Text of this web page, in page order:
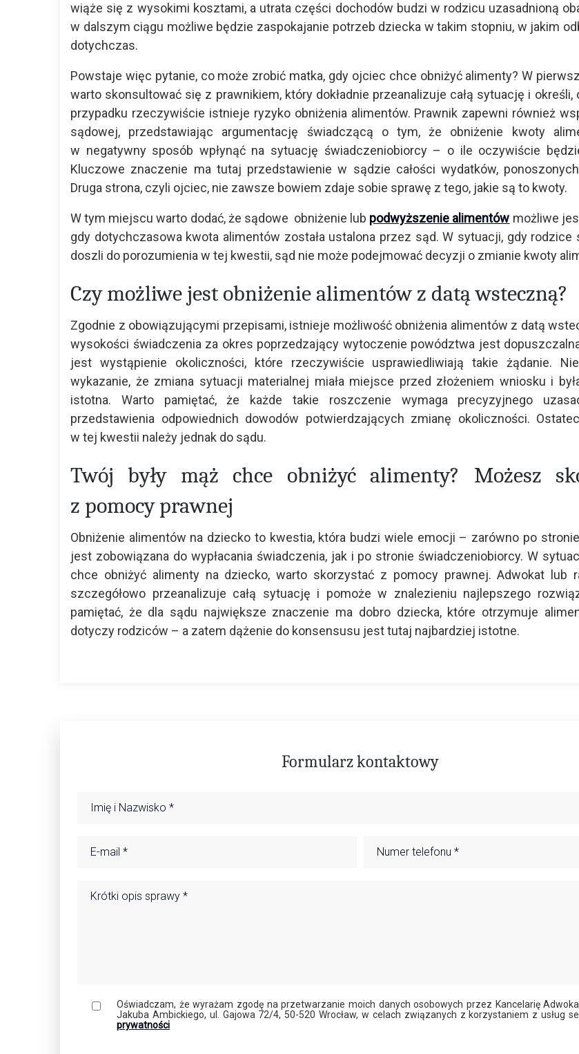
wiąże się z wysokimi kosztami, a utrata części dochodów budzi w rodzicu uzasadnioną
w dalszym ciągu możliwe będzie zaspokajanie potrzeb dziecka w takim stopniu, w jakim
dotychczas.
Powstaje więc pytanie, co może zrobić matka, gdy ojciec chce obniżyć alimenty? W
warto skonsultować się z prawnikiem, który dokładnie przeanalizuje całą sytuację i określi,
przypadku rzeczywiście istnieje ryzyko obniżenia alimentów. Prawnik zapewni również
sądowej, przedstawiając argumentację świadczącą o tym, że obniżenie kwoty
w negatywny sposób wpłynąć na sytuację świadczeniobiorcy – o ile oczywiście
Kluczowe znaczenie ma tutaj przedstawienie w sądzie całości wydatków,
Druga strona, czyli ojciec, nie zawsze bowiem zdaje sobie sprawę z tego, jakie są to kwoty.
W tym miejscu warto dodać, że sądowe obniżenie lub podwyższenie alimentów możliwe
gdy dotychczasowa kwota alimentów została ustalona przez sąd. W sytuacji, gdy rodzice
doszli do porozumienia w tej kwestii, sąd nie może podejmować decyzji o zmianie kwoty
Czy możliwe jest obniżenie alimentów z datą wsteczną?
Zgodnie z obowiązującymi przepisami, istnieje możliwość obniżenia alimentów z datą
wysokości świadczenia za okres poprzedzający wytoczenie powództwa jest
jest wystąpienie okoliczności, które rzeczywiście usprawiedliwiają takie żądanie.
wykazanie, że zmiana sytuacji materialnej miała miejsce przed złożeniem wniosku i
istotna. Warto pamiętać, że każde takie roszczenie wymaga precyzyjnego
przedstawienia odpowiednich dowodów potwierdzających zmianę okoliczności.
w tej kwestii należy jednak do sądu.
Twój były mąż chce obniżyć alimenty? Możesz
z pomocy prawnej
Obniżenie alimentów na dziecko to kwestia, która budzi wiele emocji – zarówno po
jest zobowiązana do wypłacania świadczenia, jak i po stronie świadczeniobiorcy. W
chce obniżyć alimenty na dziecko, warto skorzystać z pomocy prawnej. Adwokat lub
szczegółowo przeanalizuje całą sytuację i pomoże w znalezieniu najlepszego
pamiętać, że dla sądu największe znaczenie ma dobro dziecka, które otrzymuje
dotyczy rodziców – a zatem dążenie do konsensusu jest tutaj najbardziej istotne.
Formularz kontaktowy
Oświadczam, że wyrażam zgodę na przetwarzanie moich danych osobowych przez Kancelarię
Jakuba Ambickiego, ul. Gajowa 72/4, 50-520 Wrocław, w celach związanych z korzystaniem z usług
prywatności